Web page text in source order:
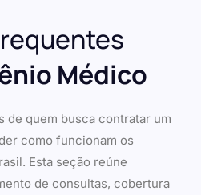
Médico
de quem busca contratar um
como funcionam os
Esta seção reúne
de consultas, cobertura